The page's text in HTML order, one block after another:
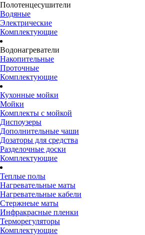
Полотенцесушители
Водяные
Электрические
Комплектующие
Водонагреватели
Накопительные
Проточные
Комплектующие
Кухонные мойки
Мойки
Комплекты с мойкой
Диспоузеры
Дополнительные чаши
Дозаторы для средства
Разделочные доски
Комплектующие
Теплые полы
Нагревательные маты
Нагревательные кабели
Стержнеые маты
Инфракрасные пленки
Терморегуляторы
Комплектующие